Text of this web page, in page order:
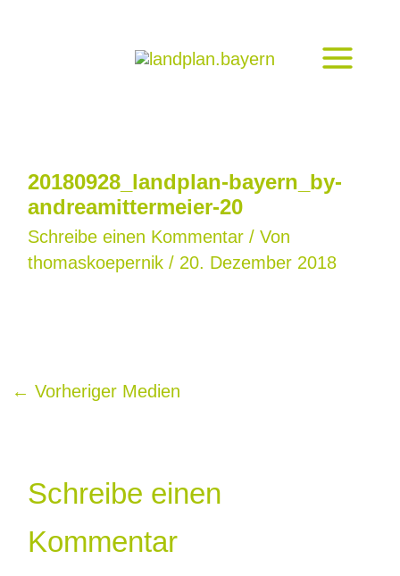
20180928_landplan-bayern_by-
andreamittermeier-20
Schreibe einen Kommentar / Von
thomaskoepernik / 20. Dezember 2018
← Vorheriger Medien
Schreibe einen
Kommentar